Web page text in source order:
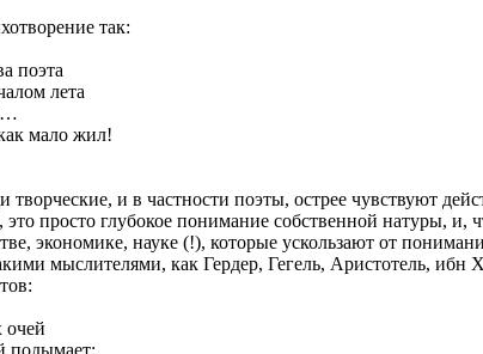
так:
поэта
лета
мало жил!
творческие, и в частности поэты, острее чувствуют
это просто глубокое понимание собственной натуры,
экономике, науке (!), которые ускользают от
мыслителями, как Гердер, Гегель, Аристотель,
очей
подымает: